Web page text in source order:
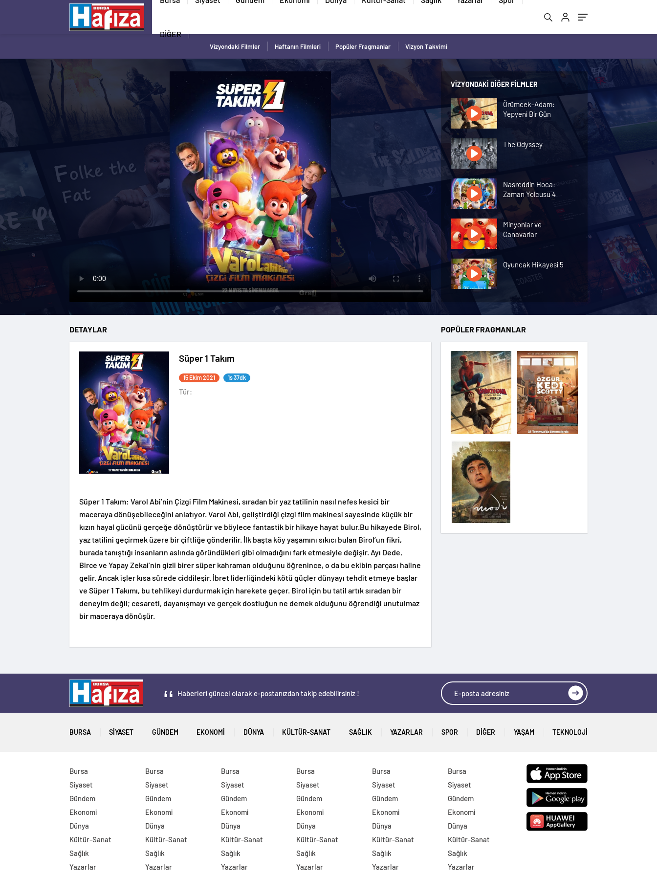
DİĞER
Vizyondaki Filmler Haftanın Filmleri Popüler Fragmanlar Vizyon Takvimi
VIZYONDAKI DIĞER FILMLER
Örümcek-Adam:
Yepyeni Bir Gün
The Odyssey
Nasreddin Hoca:
Zaman Yolcusu 4
Minyonlar ve
Canavarlar
Oyuncak Hikayesi 5
Özgür Kedi Scotty
Hannas 3
Saplantı
Modi: Deliliğin
Kanadında Üç Gün
Pinokyo: Kanlı Masal
DETAYLAR
Süper 1 Takım
15 Ekim 2021 1s 37dk
Tür:
Süper 1 Takım: Varol Abi’nin Çizgi Film Makinesi, sıradan bir yaz tatilinin nasıl nefes kesici bir
maceraya dönüşebileceğini anlatıyor. Varol Abi, geliştirdiği çizgi film makinesi sayesinde küçük bir
kızın hayal gücünü gerçeğe dönüştürür ve böylece fantastik bir hikaye hayat bulur.Bu hikayede Birol,
yaz tatilini geçirmek üzere bir çiftliğe gönderilir. İlk başta köy yaşamını sıkıcı bulan Birol’un fikri,
burada tanıştığı insanların aslında göründükleri gibi olmadığını fark etmesiyle değişir. Ayı Dede,
Birce ve Yapay Zekai’nin gizli birer süper kahraman olduğunu öğrenince, o da bu ekibin parçası haline
gelir. Ancak işler kısa sürede ciddileşir. İbret liderliğindeki kötü güçler dünyayı tehdit etmeye başlar
ve Süper 1 Takımı, bu tehlikeyi durdurmak için harekete geçer. Birol için bu tatil artık sıradan bir
deneyim değil; cesareti, dayanışmayı ve gerçek dostluğun ne demek olduğunu öğrendiği unutulmaz
bir maceraya dönüşür.
POPÜLER FRAGMANLAR
Haberleri güncel olarak e-postanızdan takip edebilirsiniz !
BURSA SIYASET GÜNDEM EKONOMI DÜNYA KÜLTÜR-SANAT SAĞLIK YAZARLAR SPOR DİĞER YAŞAM TEKNOLOJI
Bursa
Siyaset
Gündem
Ekonomi
Dünya
Kültür-Sanat
Sağlık
Yazarlar
Bursa
Siyaset
Gündem
Ekonomi
Dünya
Kültür-Sanat
Sağlık
Yazarlar
Bursa
Siyaset
Gündem
Ekonomi
Dünya
Kültür-Sanat
Sağlık
Yazarlar
Bursa
Siyaset
Gündem
Ekonomi
Dünya
Kültür-Sanat
Sağlık
Yazarlar
Bursa
Siyaset
Gündem
Ekonomi
Dünya
Kültür-Sanat
Sağlık
Yazarlar
Bursa
Siyaset
Gündem
Ekonomi
Dünya
Kültür-Sanat
Sağlık
Yazarlar